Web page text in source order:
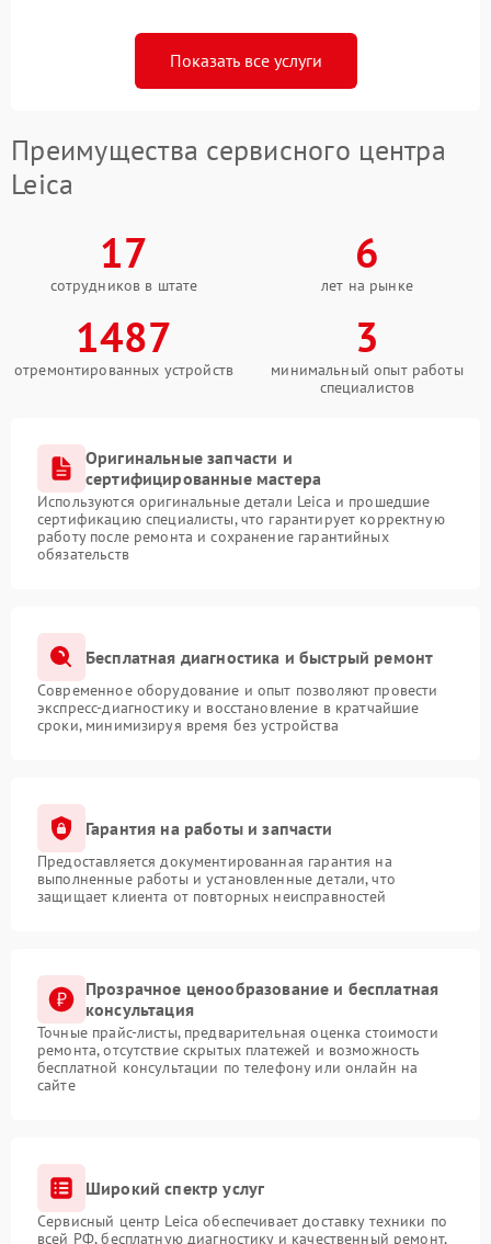
Показать все услуги
Преимущества сервисного центра
Leica
17
сотрудников в штате
6
лет на рынке
1487
отремонтированных устройств
3
минимальный опыт работы
специалистов
Оригинальные запчасти и
сертифицированные мастера
Используются оригинальные детали Leica и прошедшие
сертификацию специалисты, что гарантирует корректную
работу после ремонта и сохранение гарантийных
обязательств
Бесплатная диагностика и быстрый ремонт
Современное оборудование и опыт позволяют провести
экспресс-диагностику и восстановление в кратчайшие
сроки, минимизируя время без устройства
Гарантия на работы и запчасти
Предоставляется документированная гарантия на
выполненные работы и установленные детали, что
защищает клиента от повторных неисправностей
Прозрачное ценообразование и бесплатная
консультация
Точные прайс-листы, предварительная оценка стоимости
ремонта, отсутствие скрытых платежей и возможность
бесплатной консультации по телефону или онлайн на
сайте
Широкий спектр услуг
Сервисный центр Leica обеспечивает доставку техники по
всей РФ, бесплатную диагностику и качественный ремонт,